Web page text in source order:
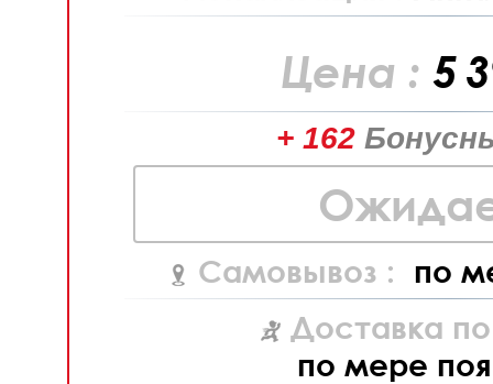
Цена : 5
+ 162
Самовывоз : по
Доставка
по мере